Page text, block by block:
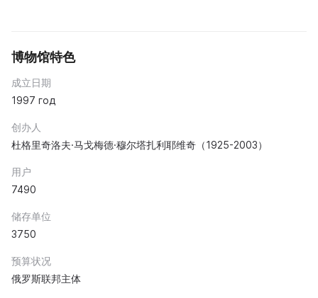
博物馆特色
成立日期
1997 год
创办人
杜格里奇洛夫·马戈梅德·穆尔塔扎利耶维奇（1925-2003）
用户
7490
储存单位
3750
预算状况
俄罗斯联邦主体